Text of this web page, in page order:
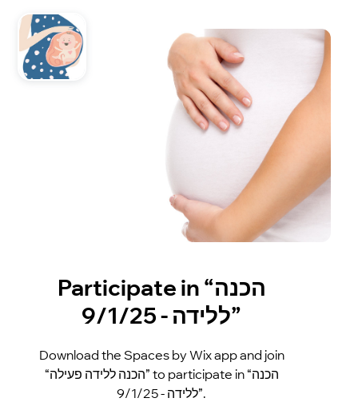
Participate in “הכנה
ללידה - 9/1/25”
Download the Spaces by Wix app and join
“הכנה ללידה פעילה” to participate in “הכנה
ללידה - 9/1/25”.